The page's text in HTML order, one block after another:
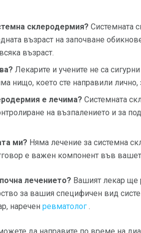
склеродермия? Системната
възраст на започване
възраст.
Лекарите и учените не са
нищо, което сте направили лично,
е лечима? Системната
на възпалението и за
ми? Няма лечение за системна
е важен компонент във
лечението? Вашият лекар ще
за вашия специфичен вид
наречен ревматолог .